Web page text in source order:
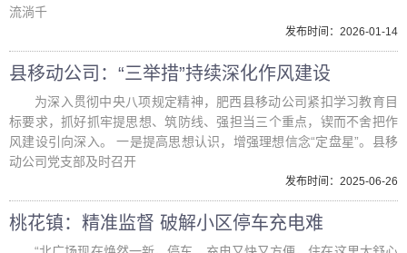
流淌千
发布时间：2026-01-14
县移动公司：“三举措”持续深化作风建设
为深入贯彻中央八项规定精神，肥西县移动公司紧扣学习教育目
标要求，抓好抓牢提思想、筑防线、强担当三个重点，锲而不舍把作
风建设引向深入。 一是提高思想认识，增强理想信念“定盘星”。县移
动公司党支部及时召开
发布时间：2025-06-26
桃花镇：精准监督 破解小区停车充电难